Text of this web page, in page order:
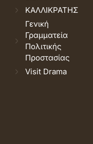
ΚΑΛΛΙΚΡΑΤΗΣ
Γενική
Γραμματεία
Πολιτικής
Προστασίας
Visit Drama